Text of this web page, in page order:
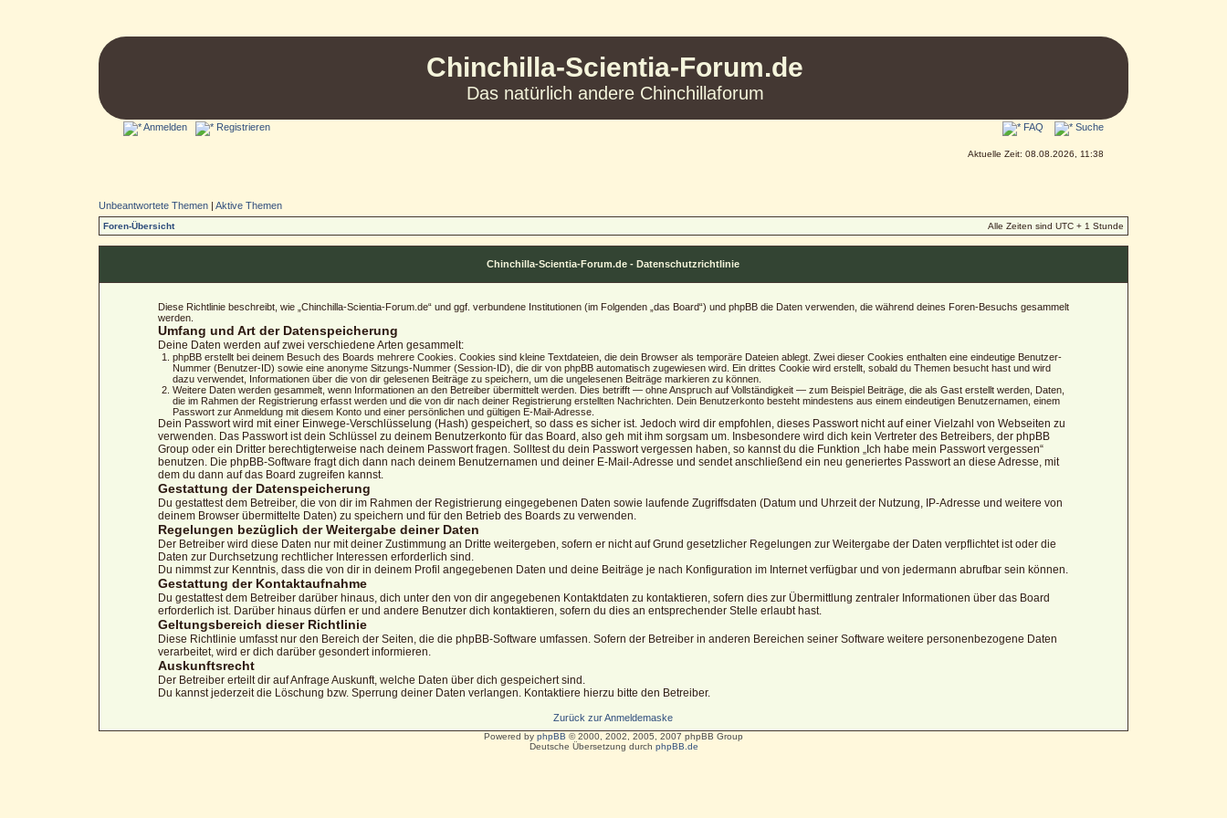
Chinchilla-Scientia-Forum.de
Das natürlich andere Chinchillaforum
Anmelden Registrieren FAQ Suche
Aktuelle Zeit: 08.08.2026, 11:38
Unbeantwortete Themen| Aktive Themen
Foren-Übersicht Alle Zeiten sind UTC + 1 Stunde
Chinchilla-Scientia-Forum.de - Datenschutzrichtlinie
Diese Richtlinie beschreibt, wie „Chinchilla-Scientia-Forum.de“ und ggf. verbundene Institutionen (im Folgenden „das Board“) und phpBB die Daten verwenden, die während deines Foren-Besuchs gesammelt
werden.
Umfang und Art der Datenspeicherung
Deine Daten werden auf zwei verschiedene Arten gesammelt:
phpBB erstellt bei deinem Besuch des Boards mehrere Cookies. Cookies sind kleine Textdateien, die dein Browser als temporäre Dateien ablegt. Zwei dieser Cookies enthalten eine eindeutige Benutzer-
Nummer (Benutzer-ID) sowie eine anonyme Sitzungs-Nummer (Session-ID), die dir von phpBB automatisch zugewiesen wird. Ein drittes Cookie wird erstellt, sobald du Themen besucht hast und wird
dazu verwendet, Informationen über die von dir gelesenen Beiträge zu speichern, um die ungelesenen Beiträge markieren zu können.
Weitere Daten werden gesammelt, wenn Informationen an den Betreiber übermittelt werden. Dies betrifft — ohne Anspruch auf Vollständigkeit — zum Beispiel Beiträge, die als Gast erstellt werden, Daten,
die im Rahmen der Registrierung erfasst werden und die von dir nach deiner Registrierung erstellten Nachrichten. Dein Benutzerkonto besteht mindestens aus einem eindeutigen Benutzernamen, einem
Passwort zur Anmeldung mit diesem Konto und einer persönlichen und gültigen E-Mail-Adresse.
Dein Passwort wird mit einer Einwege-Verschlüsselung (Hash) gespeichert, so dass es sicher ist. Jedoch wird dir empfohlen, dieses Passwort nicht auf einer Vielzahl von Webseiten zu
verwenden. Das Passwort ist dein Schlüssel zu deinem Benutzerkonto für das Board, also geh mit ihm sorgsam um. Insbesondere wird dich kein Vertreter des Betreibers, der phpBB
Group oder ein Dritter berechtigterweise nach deinem Passwort fragen. Solltest du dein Passwort vergessen haben, so kannst du die Funktion „Ich habe mein Passwort vergessen“
benutzen. Die phpBB-Software fragt dich dann nach deinem Benutzernamen und deiner E-Mail-Adresse und sendet anschließend ein neu generiertes Passwort an diese Adresse, mit
dem du dann auf das Board zugreifen kannst.
Gestattung der Datenspeicherung
Du gestattest dem Betreiber, die von dir im Rahmen der Registrierung eingegebenen Daten sowie laufende Zugriffsdaten (Datum und Uhrzeit der Nutzung, IP-Adresse und weitere von
deinem Browser übermittelte Daten) zu speichern und für den Betrieb des Boards zu verwenden.
Regelungen bezüglich der Weitergabe deiner Daten
Der Betreiber wird diese Daten nur mit deiner Zustimmung an Dritte weitergeben, sofern er nicht auf Grund gesetzlicher Regelungen zur Weitergabe der Daten verpflichtet ist oder die
Daten zur Durchsetzung rechtlicher Interessen erforderlich sind.
Du nimmst zur Kenntnis, dass die von dir in deinem Profil angegebenen Daten und deine Beiträge je nach Konfiguration im Internet verfügbar und von jedermann abrufbar sein können.
Gestattung der Kontaktaufnahme
Du gestattest dem Betreiber darüber hinaus, dich unter den von dir angegebenen Kontaktdaten zu kontaktieren, sofern dies zur Übermittlung zentraler Informationen über das Board
erforderlich ist. Darüber hinaus dürfen er und andere Benutzer dich kontaktieren, sofern du dies an entsprechender Stelle erlaubt hast.
Geltungsbereich dieser Richtlinie
Diese Richtlinie umfasst nur den Bereich der Seiten, die die phpBB-Software umfassen. Sofern der Betreiber in anderen Bereichen seiner Software weitere personenbezogene Daten
verarbeitet, wird er dich darüber gesondert informieren.
Auskunftsrecht
Der Betreiber erteilt dir auf Anfrage Auskunft, welche Daten über dich gespeichert sind.
Du kannst jederzeit die Löschung bzw. Sperrung deiner Daten verlangen. Kontaktiere hierzu bitte den Betreiber.
Zurück zur Anmeldemaske
Powered by phpBB © 2000, 2002, 2005, 2007 phpBB Group
Deutsche Übersetzung durch phpBB.de